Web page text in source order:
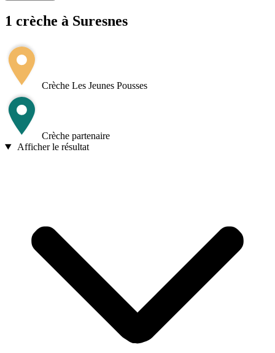
1 crèche à Suresnes
+
−
Crèche Les Jeunes Pousses
Crèche partenaire
Afficher le résultat